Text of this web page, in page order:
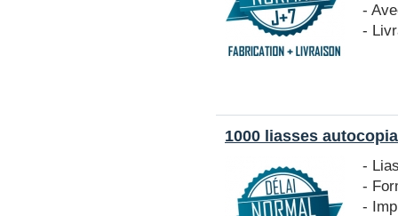
-
-
1000 liasses
-
-
-